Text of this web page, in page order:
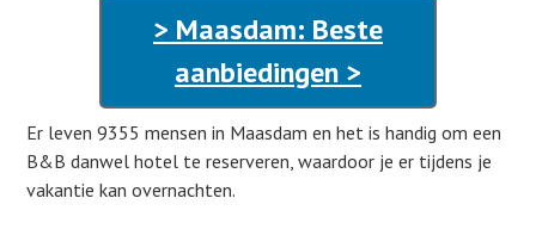
> Maasdam: Beste
aanbiedingen >
Er leven 9355 mensen in Maasdam en het is handig om een
B&B danwel hotel te reserveren, waardoor je er tijdens je
vakantie kan overnachten.